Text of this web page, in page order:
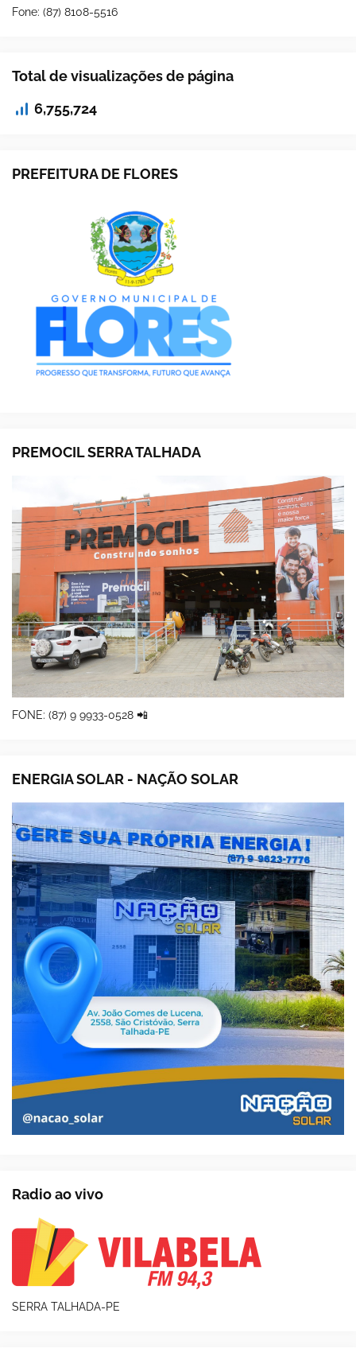
Fone: (87) 8108-5516
Total de visualizações de página
6,755,724
PREFEITURA DE FLORES
PREMOCIL SERRA TALHADA
FONE: (87) 9 9933-0528 📲
ENERGIA SOLAR - NAÇÃO SOLAR
Radio ao vivo
SERRA TALHADA-PE